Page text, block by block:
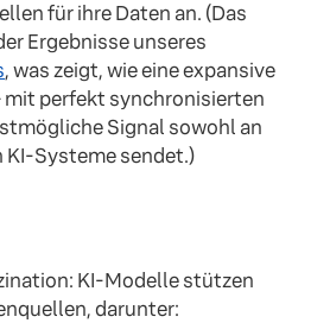
für ihre Daten an. (Das
Ergebnisse unseres
, was zeigt, wie eine expansive
mit perfekt synchronisierten
Signal sowohl an
KI-Systeme sendet.)
KI-Modelle stützen
darunter: